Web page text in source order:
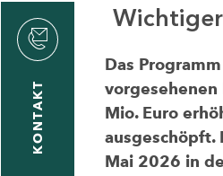
KONTAKT
Das
Mio. Euro
ausgeschöpft.
Mai 2026 in